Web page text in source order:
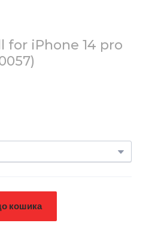
for iPhone 14 pro
кошика